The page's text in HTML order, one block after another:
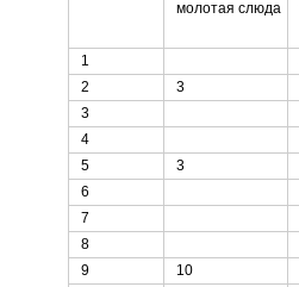
молотая слюда
1
2
3
3
4
5
3
6
7
8
9
10